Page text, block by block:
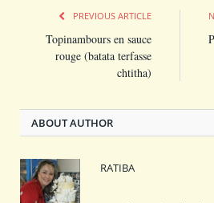
PREVIOUS ARTICLE
Topinambours en sauce
rouge (batata terfasse
chtitha)
ABOUT AUTHOR
RATIBA